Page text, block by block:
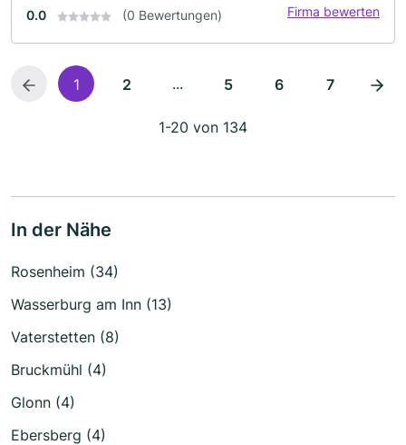
0.0 (0 Bewertungen) Firma bewerten
1 2 ... 5 6 7
1-20 von 134
In der Nähe
Rosenheim (34)
Wasserburg am Inn (13)
Vaterstetten (8)
Bruckmühl (4)
Glonn (4)
Ebersberg (4)